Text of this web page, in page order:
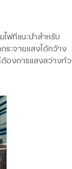
ที่แนะนำสำหรับ
ะจายแสงได้กว้าง
องการแสงสว่างทั่ว